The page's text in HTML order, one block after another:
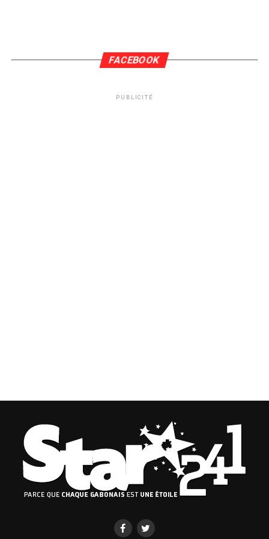
FACEBOOK
PUBLICITÉ